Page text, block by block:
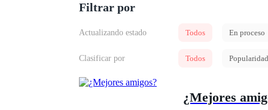
Filtrar por
Actualizando estado Todos En proceso
Clasificar por Todos Popularidad
¿Mejores